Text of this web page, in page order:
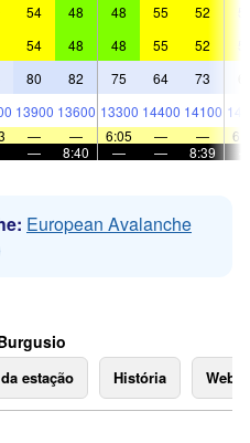
54 48 48 55 52
54 48 48 55 52
80 82 75 64 73
13900 13600 13300 14400 14100
— — 6:05 — —
— 8:40 — — 8:39
European Avalanche
estação História